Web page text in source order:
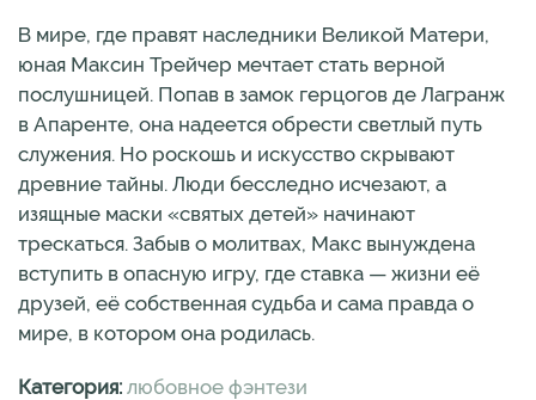
В мире, где правят наследники Великой Матери,
юная Максин Трейчер мечтает стать верной
послушницей. Попав в замок герцогов де Лагранж
в Апаренте, она надеется обрести светлый путь
служения. Но роскошь и искусство скрывают
древние тайны. Люди бесследно исчезают, а
изящные маски «святых детей» начинают
трескаться. Забыв о молитвах, Макс вынуждена
вступить в опасную игру, где ставка — жизни её
друзей, её собственная судьба и сама правда о
мире, в котором она родилась.
Категория: любовное фэнтези